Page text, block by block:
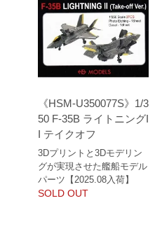
《HSM-U350077S》1/3
50 F-35B ライトニングI
I テイクオフ
3Dプリントと3Dモデリン
グが実現させた艦船モデル
パーツ【2025.08入荷】
SOLD OUT